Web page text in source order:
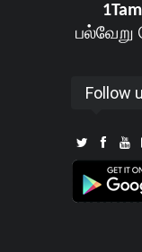
பல்வேறு
Follow